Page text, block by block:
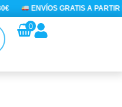
ENVÍOS GRATIS A PARTIR
0